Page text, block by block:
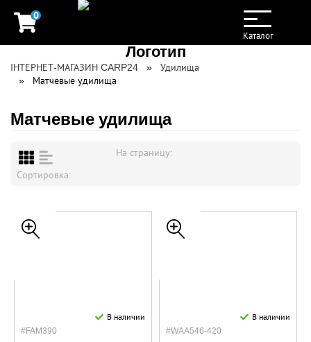
0
Toggle
navigation
Каталог
ІНТЕРНЕТ-МАГАЗИН CARP24
Удилища
Матчевые удилища
Матчевые удилища
На страницу:
Сортировка:
#FAM390
В наличии
#WAA546-420
В наличии